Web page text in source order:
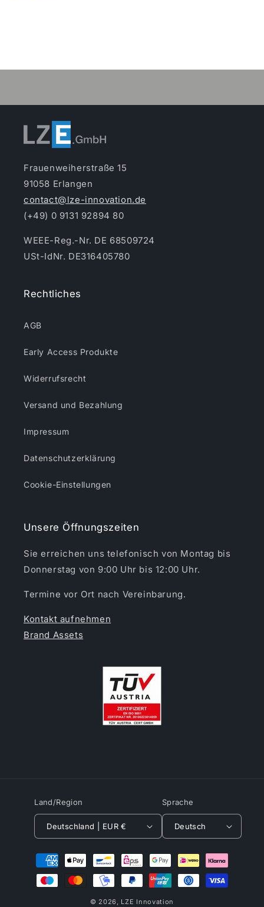
Frauenweiherstraße 15
91058 Erlangen
contact@lze-innovation.de
(+49) 0 9131 92894 80
WEEE-Reg.-Nr. DE 68509724
USt-IdNr. DE316405780
Rechtliches
AGB
Early Access Produkte
Widerrufsrecht
Versand und Bezahlung
Impressum
Datenschutzerklärung
Cookie-Einstellungen
Unsere Öffnungszeiten
Sie erreichen uns telefonisch von Montag bis
Donnerstag von 9:00 Uhr bis 12:00 Uhr.
Termine vor Ort nach Vereinbarung.
Kontakt aufnehmen
Brand Assets
Land/Region
Deutschland | EUR €
Sprache
Deutsch
Zahlungsmethoden
© 2026, LZE Innovation